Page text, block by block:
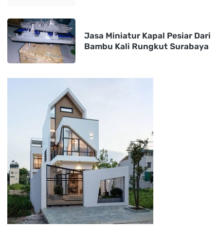
Jasa Miniatur Kapal Pesiar Dari
Bambu Kali Rungkut Surabaya